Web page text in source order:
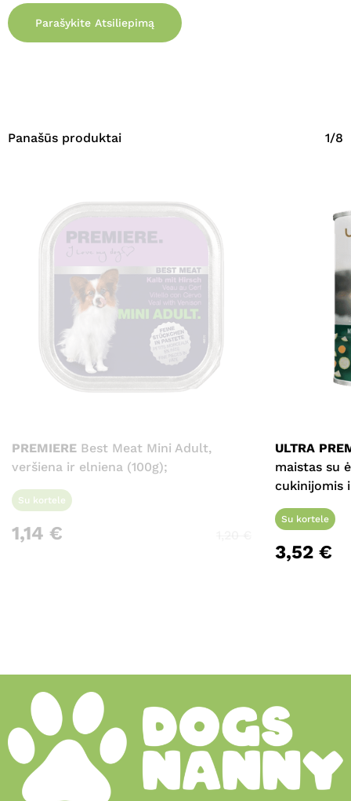
Parašykite Atsiliepimą
Panašūs produktai 1/8
PREMIERE Best Meat Mini Adult,
veršiena ir elniena (100g);
Su kortele
1,14 €
ULTRA
maistas su
cukinijomis
Su kortele
3,52 €